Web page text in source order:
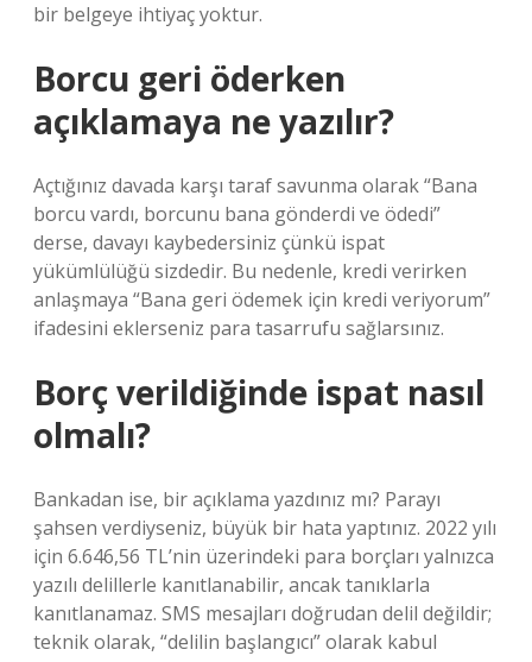
bir belgeye ihtiyaç yoktur.
Borcu geri öderken
açıklamaya ne yazılır?
Açtığınız davada karşı taraf savunma olarak “Bana
borcu vardı, borcunu bana gönderdi ve ödedi”
derse, davayı kaybedersiniz çünkü ispat
yükümlülüğü sizdedir. Bu nedenle, kredi verirken
anlaşmaya “Bana geri ödemek için kredi veriyorum”
ifadesini eklerseniz para tasarrufu sağlarsınız.
Borç verildiğinde ispat nasıl
olmalı?
Bankadan ise, bir açıklama yazdınız mı? Parayı
şahsen verdiyseniz, büyük bir hata yaptınız. 2022 yılı
için 6.646,56 TL’nin üzerindeki para borçları yalnızca
yazılı delillerle kanıtlanabilir, ancak tanıklarla
kanıtlanamaz. SMS mesajları doğrudan delil değildir;
teknik olarak, “delilin başlangıcı” olarak kabul